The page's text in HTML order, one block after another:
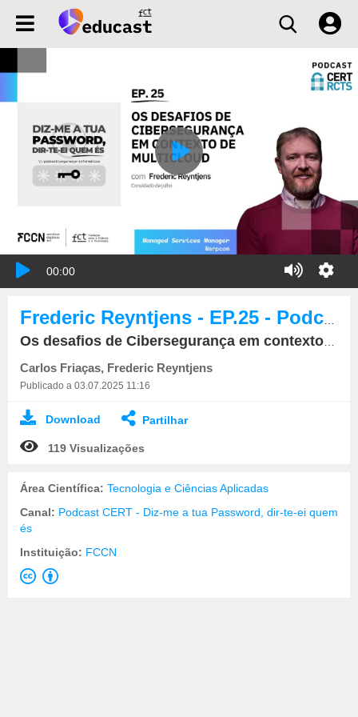
00:00
Os desafios de Cibersegurança em contexto de multicloud
Carlos Friaças, Frederic Reyntjens
Publicado a 03.07.2025 11:16
Download Partilhar
119 Visualizações
Área Científica: Tecnologia e Ciências Aplicadas
Canal: Podcast CERT - Diz-me a tua Password, dir-te-ei quem
és
Instituição: FCCN